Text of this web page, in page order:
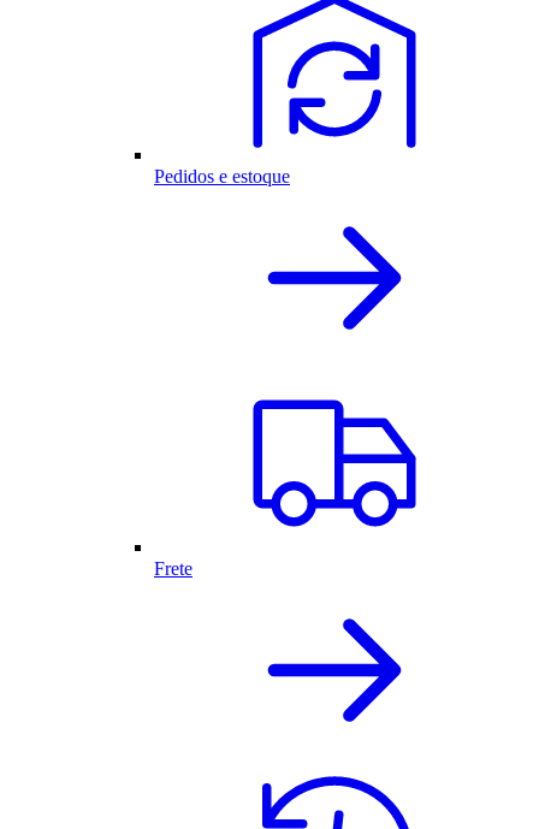
Pedidos e estoque
Frete